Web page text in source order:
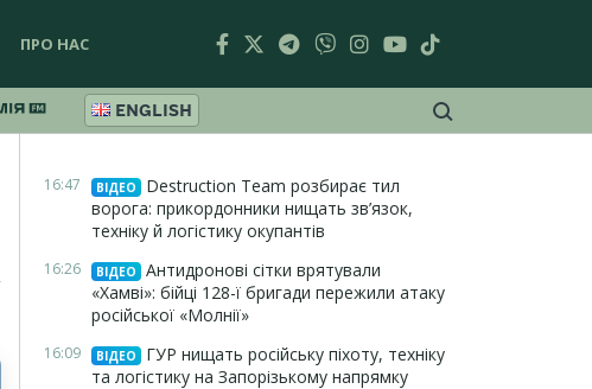
ПРО НАС
ENGLISH
16:47 ВІДЕО
Destruction Team розбирає тил
ворога: прикордонники нищать зв’язок,
техніку й логістику окупантів
16:26 ВІДЕО
Антидронові сітки врятували
«Хамві»: бійці 128-ї бригади пережили атаку
російської «Молнії»
16:09 ВІДЕО
ГУР нищать російську піхоту, техніку
та логістику на Запорізькому напрямку